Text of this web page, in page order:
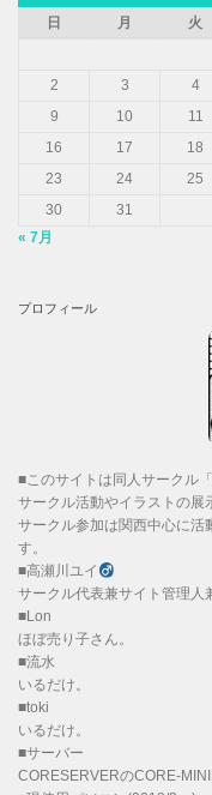
日
月 火
2
3 4
9
10 11
16
17 18
23
24 25
30
31
« 7月
プロフィール
■このサイトは同人サークル
サークル活動やイラストの展
サークル参加は関西中心に活
す。
■高瀬川ユイ
サークル代表兼サイト管理人
■Lon
ほぼ売り子さん。
■流水
いるだけ。
■toki
いるだけ。
■サーバー
CORESERVERのCORE-